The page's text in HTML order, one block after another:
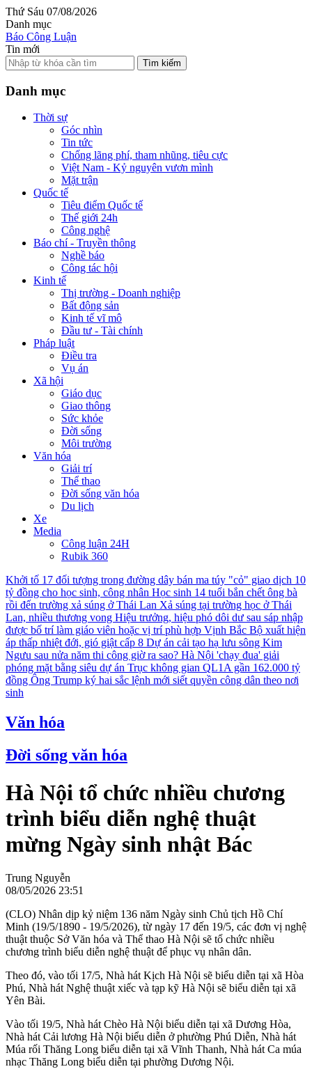
Thứ Sáu 07/08/2026
Danh mục
Báo Công Luận
Tin mới
Tìm kiếm
Danh mục
Thời sự
Góc nhìn
Tin tức
Chống lãng phí, tham nhũng, tiêu cực
Việt Nam - Kỷ nguyên vươn mình
Mặt trận
Quốc tế
Tiêu điểm Quốc tế
Thế giới 24h
Công nghệ
Báo chí - Truyền thông
Nghề báo
Công tác hội
Kinh tế
Thị trường - Doanh nghiệp
Bất động sản
Kinh tế vĩ mô
Đầu tư - Tài chính
Pháp luật
Điều tra
Vụ án
Xã hội
Giáo dục
Giao thông
Sức khỏe
Đời sống
Môi trường
Văn hóa
Giải trí
Thể thao
Đời sống văn hóa
Du lịch
Xe
Media
Công luận 24H
Rubik 360
Khởi tố 17 đối tượng trong đường dây bán ma túy "cỏ" giao dịch 10
tỷ đồng cho học sinh, công nhân Học sinh 14 tuổi bắn chết ông bà
rồi đến trường xả súng ở Thái Lan Xả súng tại trường học ở Thái
Lan, nhiều thương vong Hiệu trưởng, hiệu phó dôi dư sau sáp nhập
được bố trí làm giáo viên hoặc vị trí phù hợp Vịnh Bắc Bộ xuất hiện
áp thấp nhiệt đới, gió giật cấp 8 Dự án cải tạo hạ lưu sông Kim
Ngưu sau nửa năm thi công giờ ra sao? Hà Nội 'chạy đua' giải
phóng mặt bằng siêu dự án Trục không gian QL1A gần 162.000 tỷ
đồng Ông Trump ký hai sắc lệnh mới siết quyền công dân theo nơi
sinh
Văn hóa
Đời sống văn hóa
Hà Nội tổ chức nhiều chương
trình biểu diễn nghệ thuật
mừng Ngày sinh nhật Bác
Trung Nguyễn
08/05/2026 23:51
(CLO) Nhân dịp kỷ niệm 136 năm Ngày sinh Chủ tịch Hồ Chí
Minh (19/5/1890 - 19/5/2026), từ ngày 17 đến 19/5, các đơn vị nghệ
thuật thuộc Sở Văn hóa và Thể thao Hà Nội sẽ tổ chức nhiều
chương trình biểu diễn nghệ thuật để phục vụ nhân dân.
Theo đó, vào tối 17/5, Nhà hát Kịch Hà Nội sẽ biểu diễn tại xã Hòa
Phú, Nhà hát Nghệ thuật xiếc và tạp kỹ Hà Nội sẽ biểu diễn tại xã
Yên Bài.
Vào tối 19/5, Nhà hát Chèo Hà Nội biểu diễn tại xã Dương Hòa,
Nhà hát Cải lương Hà Nội biểu diễn ở phường Phú Diễn, Nhà hát
Múa rối Thăng Long biểu diễn tại xã Vĩnh Thanh, Nhà hát Ca múa
nhạc Thăng Long biểu diễn tại phường Dương Nội.